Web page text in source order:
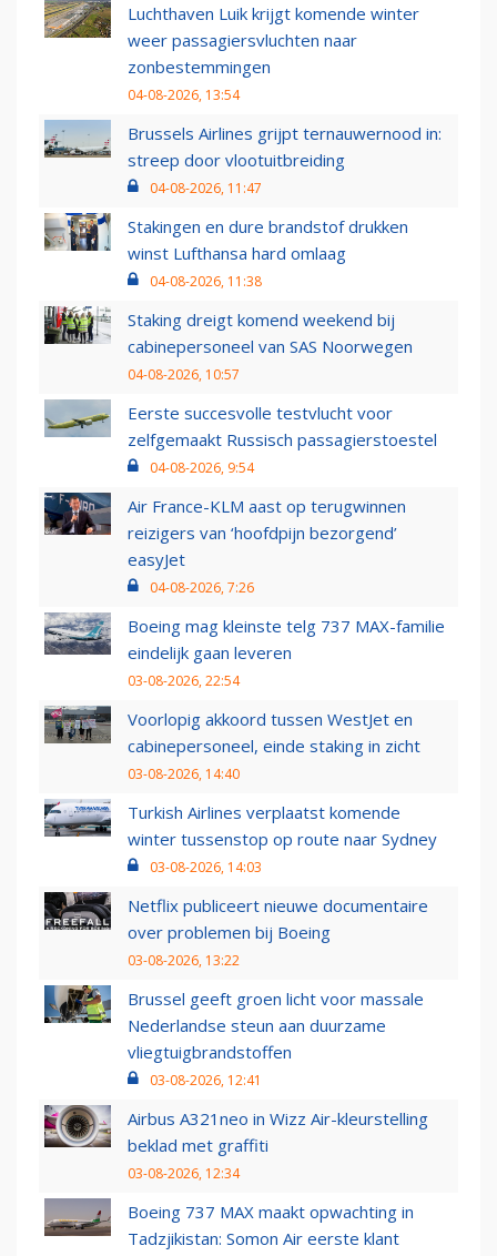
Luchthaven Luik krijgt komende winter
weer passagiersvluchten naar
zonbestemmingen
04-08-2026, 13:54
Brussels Airlines grijpt ternauwernood in:
streep door vlootuitbreiding
04-08-2026, 11:47
Stakingen en dure brandstof drukken
winst Lufthansa hard omlaag
04-08-2026, 11:38
Staking dreigt komend weekend bij
cabinepersoneel van SAS Noorwegen
04-08-2026, 10:57
Eerste succesvolle testvlucht voor
zelfgemaakt Russisch passagierstoestel
04-08-2026, 9:54
Air France-KLM aast op terugwinnen
reizigers van ‘hoofdpijn bezorgend’
easyJet
04-08-2026, 7:26
Boeing mag kleinste telg 737 MAX-familie
eindelijk gaan leveren
03-08-2026, 22:54
Voorlopig akkoord tussen WestJet en
cabinepersoneel, einde staking in zicht
03-08-2026, 14:40
Turkish Airlines verplaatst komende
winter tussenstop op route naar Sydney
03-08-2026, 14:03
Netflix publiceert nieuwe documentaire
over problemen bij Boeing
03-08-2026, 13:22
Brussel geeft groen licht voor massale
Nederlandse steun aan duurzame
vliegtuigbrandstoffen
03-08-2026, 12:41
Airbus A321neo in Wizz Air-kleurstelling
beklad met graffiti
03-08-2026, 12:34
Boeing 737 MAX maakt opwachting in
Tadzjikistan: Somon Air eerste klant